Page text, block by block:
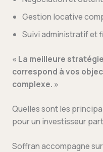
Gestion locative
Suivi administratif et
« La meilleure
correspond à vos
complexe. »
Quelles sont les
pour un investisseur
Soffran accompagne